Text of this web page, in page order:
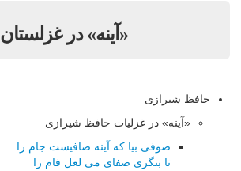
«آینه» در غزلستان
حافظ شیرازی
«آینه» در غزلیات حافظ شیرازی
صوفی بیا که آینه صافیست جام را
تا بنگری صفای می لعل فام را